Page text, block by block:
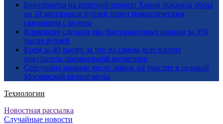
Бриллианты на взлетной полосе: Ханна показала образ
на 10 миллионов рублей перед романтическим
свиданием с мужем
Киркорову сделали два бриллиантовых винира за 350
тысяч рублей
Крем за 40 тысяч: за что на самом деле платит
покупатель премиальной косметики
Сергунина назвала число заявок на участие в седьмой
Московской неделе моды
Технологии
Новостная рассылка
Случайные новости